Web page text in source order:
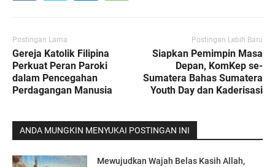
Postingan Lama
Gereja Katolik Filipina
Perkuat Peran Paroki
dalam Pencegahan
Perdagangan Manusia
Postingan Lebih Baru
Siapkan Pemimpin Masa
Depan, KomKep se-
Sumatera Bahas Sumatera
Youth Day dan Kaderisasi
ANDA MUNGKIN MENYUKAI POSTINGAN INI
Mewujudkan Wajah Belas Kasih Allah,